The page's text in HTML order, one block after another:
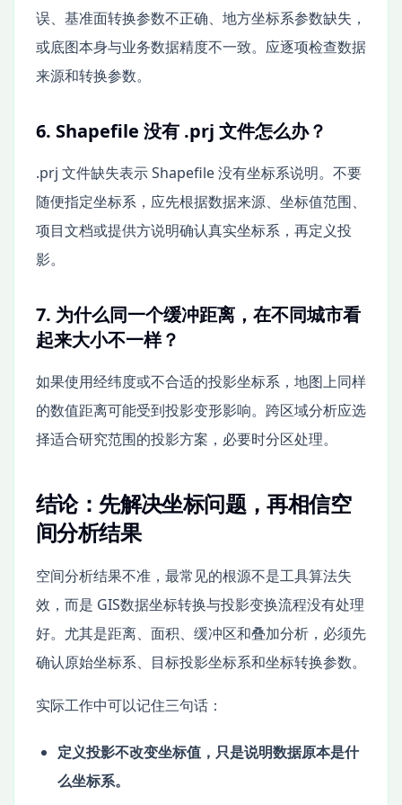
误、基准面转换参数不正确、地方坐标系参数缺失，
或底图本身与业务数据精度不一致。应逐项检查数据
来源和转换参数。
6. Shapefile 没有 .prj 文件怎么办？
.prj 文件缺失表示 Shapefile 没有坐标系说明。不要
随便指定坐标系，应先根据数据来源、坐标值范围、
项目文档或提供方说明确认真实坐标系，再定义投
影。
7. 为什么同一个缓冲距离，在不同城市看
起来大小不一样？
如果使用经纬度或不合适的投影坐标系，地图上同样
的数值距离可能受到投影变形影响。跨区域分析应选
择适合研究范围的投影方案，必要时分区处理。
结论：先解决坐标问题，再相信空
间分析结果
空间分析结果不准，最常见的根源不是工具算法失
效，而是 GIS数据坐标转换与投影变换流程没有处理
好。尤其是距离、面积、缓冲区和叠加分析，必须先
确认原始坐标系、目标投影坐标系和坐标转换参数。
实际工作中可以记住三句话：
定义投影不改变坐标值，只是说明数据原本是什
么坐标系。